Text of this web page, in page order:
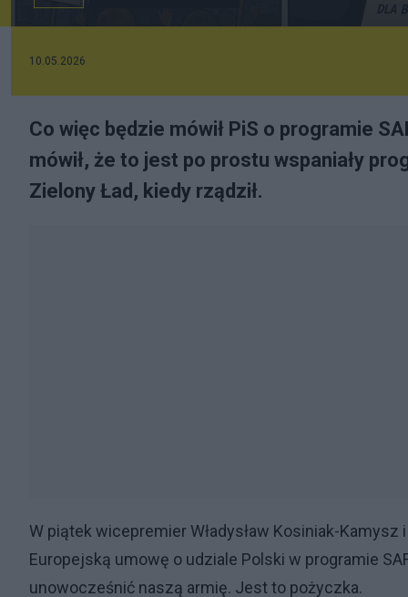
10.05.2026
Co więc będzie mówił PiS o programie
mówił, że to jest po prostu wspaniały
Zielony Ład, kiedy rządził.
W piątek wicepremier Władysław Kosiniak-
Europejską umowę o udziale Polski w programie
unowocześnić naszą armię. Jest to pożyczka.